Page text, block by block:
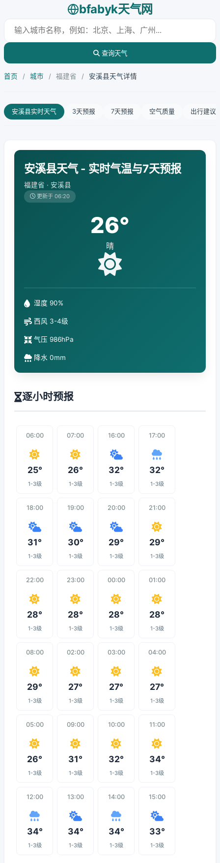
bfabyk天气网
查询天气
首页 / 城市 / 福建省 / 安溪县天气详情
安溪县实时天气 3天预报 7天预报 空气质量 出行建议
安溪县天气 - 实时气温与7天预报
福建省 · 安溪县
更新于 06:20
26°
晴
湿度 90%
西风 3-4级
气压 986hPa
降水 0mm
逐小时预报
06:00
25°
1-3级
07:00
26°
1-3级
16:00
32°
1-3级
17:00
32°
1-3级
18:00
31°
1-3级
19:00
30°
1-3级
20:00
29°
1-3级
21:00
29°
1-3级
22:00
28°
1-3级
23:00
28°
1-3级
00:00
28°
1-3级
01:00
28°
1-3级
08:00
29°
1-3级
02:00
27°
1-3级
03:00
27°
1-3级
04:00
27°
1-3级
05:00
26°
1-3级
09:00
31°
1-3级
10:00
32°
1-3级
11:00
34°
1-3级
12:00
34°
1-3级
13:00
34°
1-3级
14:00
34°
1-3级
15:00
33°
1-3级